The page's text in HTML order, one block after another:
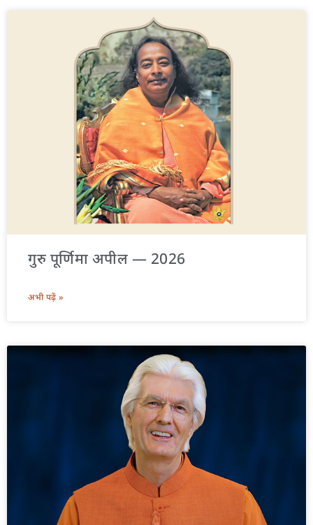
गुरु पूर्णिमा अपील — 2026
अभी पढ़ें »